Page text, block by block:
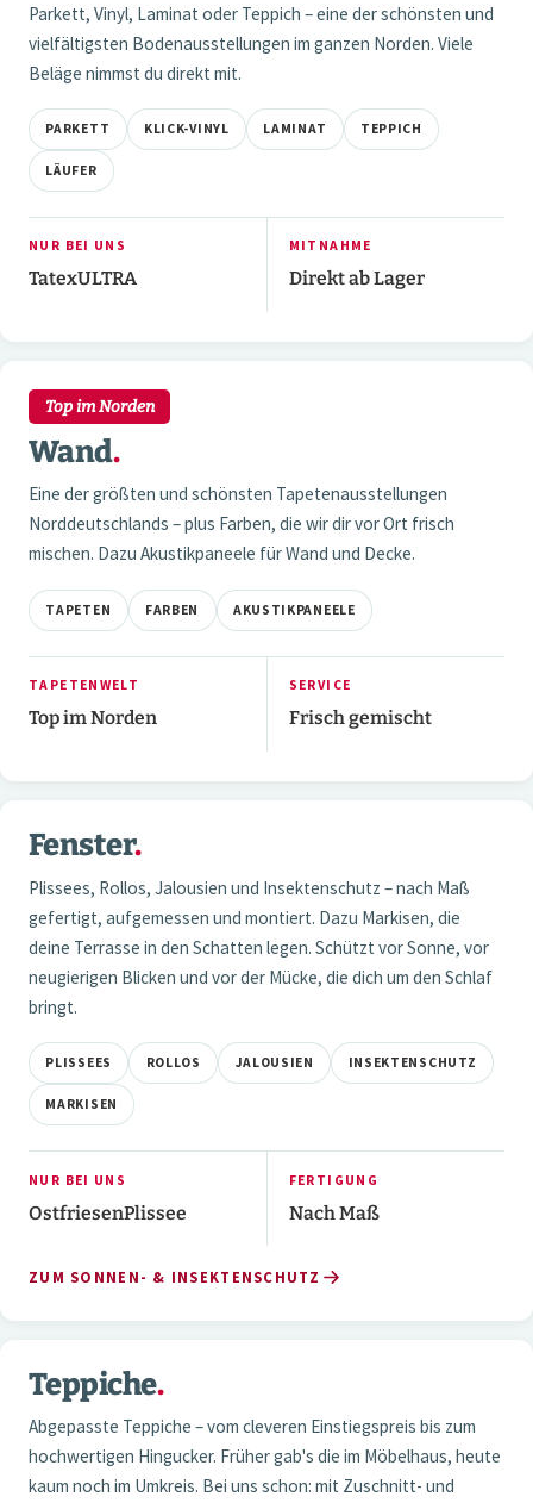
Parkett, Vinyl, Laminat oder Teppich – eine der schönsten und
vielfältigsten Bodenausstellungen im ganzen Norden. Viele
Beläge nimmst du direkt mit.
PARKETT KLICK-VINYL LAMINAT TEPPICH
LÄUFER
NUR BEI UNS
TatexULTRA
MITNAHME
Direkt ab Lager
02 — WAND
Top im Norden
Wand.
Eine der größten und schönsten Tapetenausstellungen
Norddeutschlands – plus Farben, die wir dir vor Ort frisch
mischen. Dazu Akustikpaneele für Wand und Decke.
TAPETEN FARBEN AKUSTIKPANEELE
TAPETENWELT
Top im Norden
SERVICE
Frisch gemischt
03 — FENSTER
Fenster.
Plissees, Rollos, Jalousien und Insektenschutz – nach Maß
gefertigt, aufgemessen und montiert. Dazu Markisen, die
deine Terrasse in den Schatten legen. Schützt vor Sonne, vor
neugierigen Blicken und vor der Mücke, die dich um den Schlaf
bringt.
PLISSEES ROLLOS JALOUSIEN INSEKTENSCHUTZ
MARKISEN
NUR BEI UNS
OstfriesenPlissee
FERTIGUNG
Nach Maß
ZUM SONNEN- & INSEKTENSCHUTZ
04 — TEPPICHE
Teppiche.
Abgepasste Teppiche – vom cleveren Einstiegspreis bis zum
hochwertigen Hingucker. Früher gab's die im Möbelhaus, heute
kaum noch im Umkreis. Bei uns schon: mit Zuschnitt- und